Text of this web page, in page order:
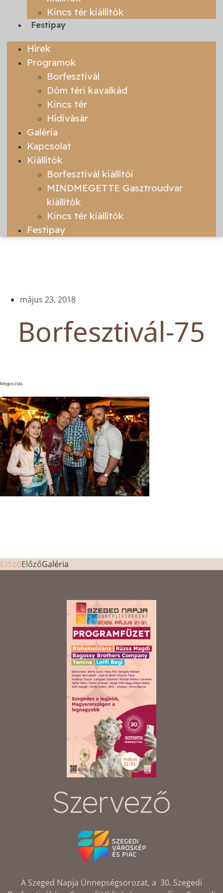
Kincs tér kiállítók
Festipay
Hírek
Programok
Borfesztivál
Dóm téri kavalkád
Kincs tér
Hídivásár
Galéria
Kapcsolat
Kiállítók
Borfesztivál kiállítói
MINDMEGETTE Gasztroudvar
kiállítók
Kincs tér kiállítók
Festipay
május 23, 2018
Borfesztivál-75
Megosztás
ElőzőElőzőGaléria
Szervező
A Szeged Napja Ünnepségsorozat, a 30. Szegedi